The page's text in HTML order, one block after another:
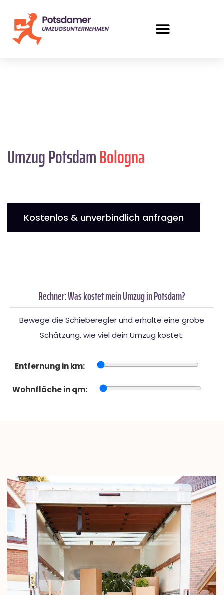
Umzug PotsdamBologna
Kostenlos & unverbindlich anfragen
Rechner: Was kostet mein Umzug in Potsdam?
Bewege die Schieberegler und erhalte eine grobe
Schätzung, wie viel dein Umzug kostet:
Entfernung in km:
Wohnfläche in qm: